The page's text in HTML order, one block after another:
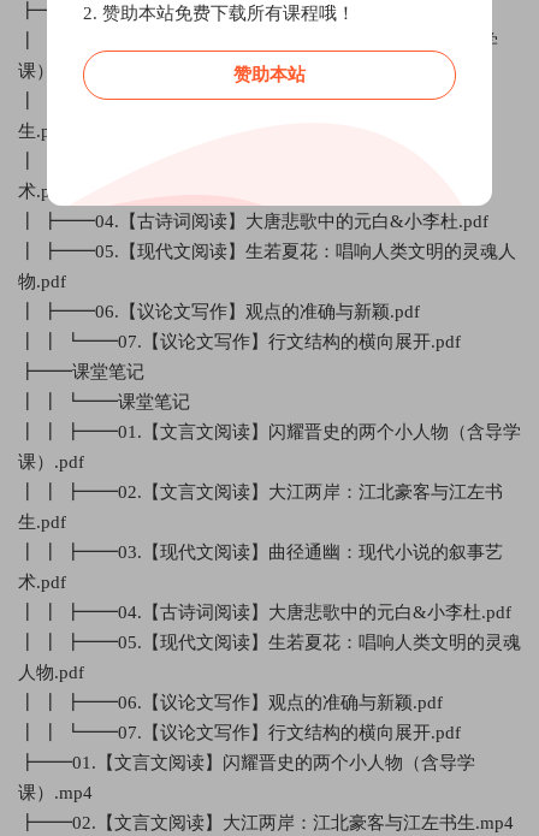
┣━━讲义
┃ ┣━━01.【文言文阅读】闪耀晋史的两个小人物（含导学
课）.pdf
┃ ┣━━02.【文言文阅读】大江两岸：江北豪客与江左书
生.pdf
术.pdf
┃ ┣━━04.【古诗词阅读】大唐悲歌中的元白&小李杜.pdf
┃ ┣━━05.【现代文阅读】生若夏花：唱响人类文明的灵魂人
物.pdf
┃ ┣━━06.【议论文写作】观点的准确与新颖.pdf
┃ ┃ ┗━━07.【议论文写作】行文结构的横向展开.pdf
┣━━课堂笔记
┃ ┃ ┗━━课堂笔记
┃ ┃ ┣━━01.【文言文阅读】闪耀晋史的两个小人物（含导学
课）.pdf
┃ ┃ ┣━━02.【文言文阅读】大江两岸：江北豪客与江左书
生.pdf
┃ ┃ ┣━━03.【现代文阅读】曲径通幽：现代小说的叙事艺
术.pdf
┃ ┃ ┣━━04.【古诗词阅读】大唐悲歌中的元白&小李杜.pdf
┃ ┃ ┣━━05.【现代文阅读】生若夏花：唱响人类文明的灵魂
人物.pdf
┃ ┃ ┣━━06.【议论文写作】观点的准确与新颖.pdf
┃ ┃ ┗━━07.【议论文写作】行文结构的横向展开.pdf
┣━━01.【文言文阅读】闪耀晋史的两个小人物（含导学
课）.mp4
┣━━02.【文言文阅读】大江两岸：江北豪客与江左书生.mp4
2. 赞助本站免费下载所有课程哦！
赞助本站